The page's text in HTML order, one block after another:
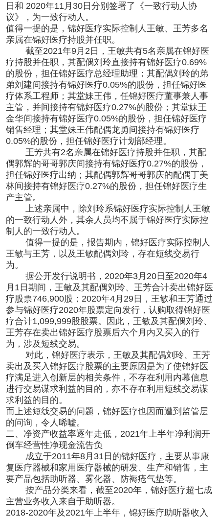
日和 2020年11月30日分别签署了《一致行动人协
议》，为一致行动人。
值得一提的是，锦好医疗实际控制人王敏、王芳多名
亲属在锦好医疗持股并任职。
截至2021年9月2日，王敏共有5名亲属在锦好医
疗持股并任职，其配偶刘玲直接持有锦好医疗0.69%
的股份，担任锦好医疗总经理助理；其配偶刘玲的弟
弟刘建间接持有锦好医疗0.05%的股份，担任锦好医
疗体系工程师；其堂妹王伟，任锦好医疗董事兼人事
主管，并间接持有锦好医疗0.27%的股份；其堂妹王
金华间接持有锦好医疗0.05%的股份，担任锦好医疗
销售经理；其堂妹王伟配偶龙勇间接持有锦好医疗
0.05%的股份，担任锦好医疗计划部经理。
王芳共有2名亲属在锦好医疗持股并任职，其配
偶郭辉的哥哥郭庆间接持有锦好医疗0.27%的股份，
担任锦好医疗出纳；其配偶郭辉哥哥郭庆的配偶丁美
林间接持有锦好医疗0.27%的股份，担任锦好医疗生
产主管。
上述亲属中，除刘玲系锦好医疗实际控制人王敏
的一致行动人外，其余人员均不属于锦好医疗实际控
制人的一致行动人。
值得一提的是，报告期内，锦好医疗实际控制人
王敏与王芳，以及王敏配偶刘玲，存在短线交易行
为。
据公开发行说明书，2020年3月20日至2020年4
月1日期间，王敏及其配偶刘玲、王芳合计卖出锦好医
疗股票746,900股；2020年4月29日，王敏和王芳通过
参与锦好医疗2020年股票定向发行，认购取得锦好医
疗合计1,099,999股股票。因此，王敏及其配偶刘玲、
王芳存在卖出锦好医疗股票后六个月内又买入的行
为，涉及短线交易。
对此，锦好医疗表示，王敏及其配偶刘玲、王芳
卖出及买入锦好医疗股票的主要原因是为了使锦好医
疗满足进入创新层的相关条件，不存在利用内幕信息
进行交易谋求利益的目的，亦不存在利用短线交易谋
求利益的目的。
而上述短线交易的问题，锦好医疗也因而遭到监管层
的问询，令人唏嘘。
二、净资产收益率逐年走低，2021年上半年净利润开
倒车经营性净现金流告负
成立于2011年8月31日的锦好医疗，主要从事康
复医疗器械和家用医疗器械的研发、生产和销售，主
要产品包括助听器、雾化器、防褥疮气垫等。
按产品分类来看，截至2020年，锦好医疗超七成
主营业务收入来自于助听器。
2018-2020年及2021年上半年，锦好医疗助听器收入